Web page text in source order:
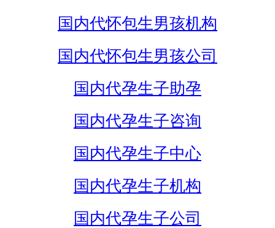
国内代怀包生男孩机构
国内代怀包生男孩公司
国内代孕生子助孕
国内代孕生子咨询
国内代孕生子中心
国内代孕生子机构
国内代孕生子公司